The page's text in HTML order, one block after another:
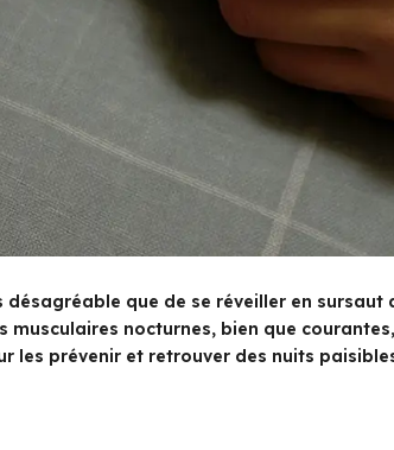
désagréable que de se réveiller en
musculaires nocturnes, bien que
les prévenir et retrouver des nuits